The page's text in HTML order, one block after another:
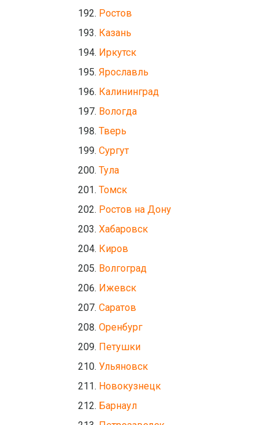
Ростов
Казань
Иркутск
Ярославль
Калининград
Вологда
Тверь
Сургут
Тула
Томск
Ростов на Дону
Хабаровск
Киров
Волгоград
Ижевск
Саратов
Оренбург
Петушки
Ульяновск
Новокузнецк
Барнаул